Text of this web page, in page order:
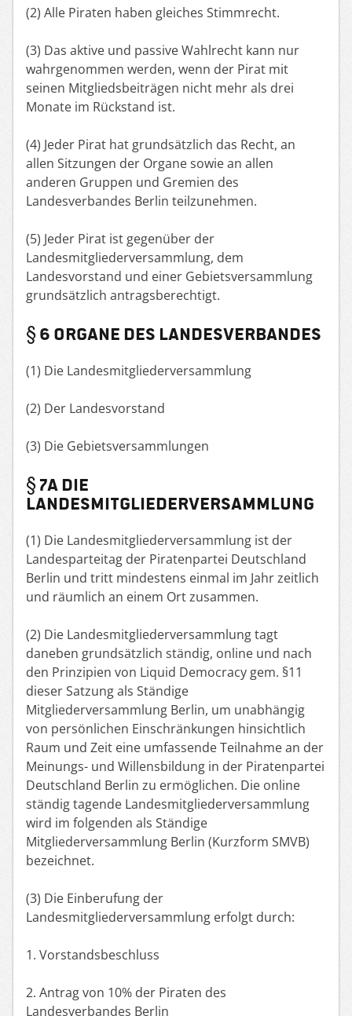
(2) Alle Piraten haben gleiches Stimmrecht.
(3) Das aktive und passive Wahlrecht kann nur
wahrgenommen werden, wenn der Pirat mit
seinen Mitgliedsbeiträgen nicht mehr als drei
Monate im Rückstand ist.
(4) Jeder Pirat hat grundsätzlich das Recht, an
allen Sitzungen der Organe sowie an allen
anderen Gruppen und Gremien des
Landesverbandes Berlin teilzunehmen.
(5) Jeder Pirat ist gegenüber der
Landesmitgliederversammlung, dem
Landesvorstand und einer Gebietsversammlung
grundsätzlich antragsberechtigt.
§ 6 ORGANE DES LANDESVERBANDES
(1) Die Landesmitgliederversammlung
(2) Der Landesvorstand
(3) Die Gebietsversammlungen
§ 7a DIE
LANDESMITGLIEDERVERSAMMLUNG
(1) Die Landesmitgliederversammlung ist der
Landesparteitag der Piratenpartei Deutschland
Berlin und tritt mindestens einmal im Jahr zeitlich
und räumlich an einem Ort zusammen.
(2) Die Landesmitgliederversammlung tagt
daneben grundsätzlich ständig, online und nach
den Prinzipien von Liquid Democracy gem. §11
dieser Satzung als Ständige
Mitgliederversammlung Berlin, um unabhängig
von persönlichen Einschränkungen hinsichtlich
Raum und Zeit eine umfassende Teilnahme an der
Meinungs- und Willensbildung in der Piratenpartei
Deutschland Berlin zu ermöglichen. Die online
ständig tagende Landesmitgliederversammlung
wird im folgenden als Ständige
Mitgliederversammlung Berlin (Kurzform SMVB)
bezeichnet.
(3) Die Einberufung der
Landesmitgliederversammlung erfolgt durch:
1. Vorstandsbeschluss
2. Antrag von 10% der Piraten des
Landesverbandes Berlin